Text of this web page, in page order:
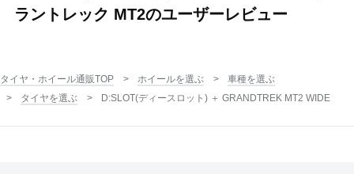
ラントレック MT2のユーザーレビュー
タイヤ・ホイール通販TOP ホイールを選ぶ
車種を選ぶ
タイヤを選ぶ
D:SLOT(ディースロット) ＋ GRANDTREK MT2 WIDE